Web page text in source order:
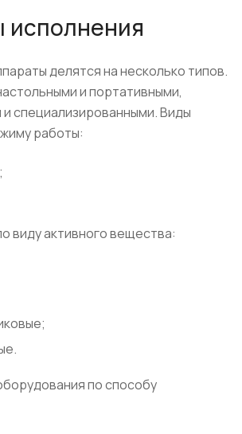
исполнения
делятся на несколько типов.
и портативными,
специализированными. Виды
работы:
виду активного вещества:
по способу